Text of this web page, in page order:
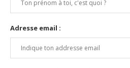
Adresse email :